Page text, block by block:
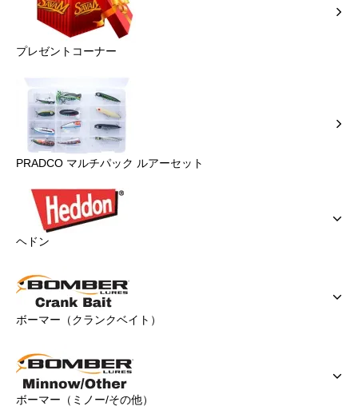
プレゼントコーナー
PRADCO マルチパック ルアーセット
ヘドン
ボーマー（クランクベイト）
ボーマー（ミノー/その他）